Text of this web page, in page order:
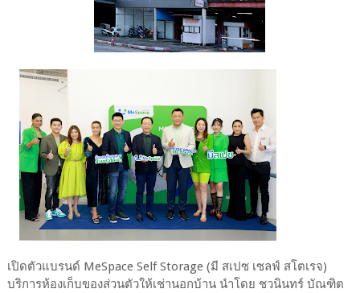
เปิดตัวแบรนด์ MeSpace Self Storage (มี สเปซ เซลฟ์ สโตเรจ)
บริการห้องเก็บของส่วนตัวให้เช่านอกบ้าน นำโดย ชวนินทร์ บัณฑิต